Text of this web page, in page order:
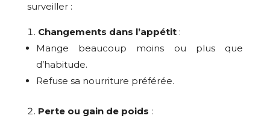
surveiller :
Changements dans l’appétit:
Mange beaucoup moins ou plus que
d’habitude.
Refuse sa nourriture préférée.
Perte ou gain de poids :